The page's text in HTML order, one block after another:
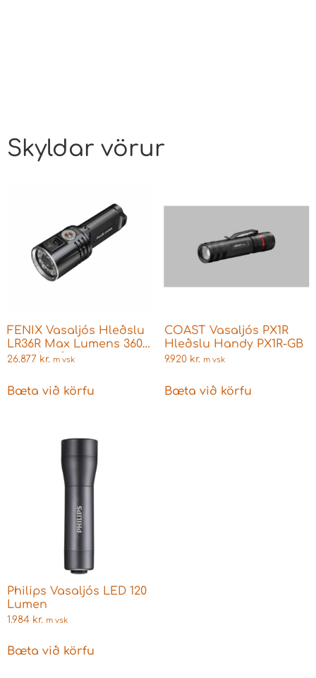
Skyldar vörur
FENIX Vasaljós Hleðslu
LR36R Max Lumens 3600
m. rafhlöðu
26.877 kr. m vsk
Bæta við körfu
COAST Vasaljós PX1R
Hleðslu Handy PX1R-GB
9.920 kr. m vsk
Bæta við körfu
Philips Vasaljós LED 120
Lumen
1.984 kr. m vsk
Bæta við körfu